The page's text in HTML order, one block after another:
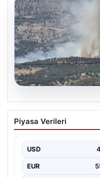
Adıyaman
Hızlı Müdahale
yangına müdahale
ediyor.…
Piyasa Verileri
USD
EUR